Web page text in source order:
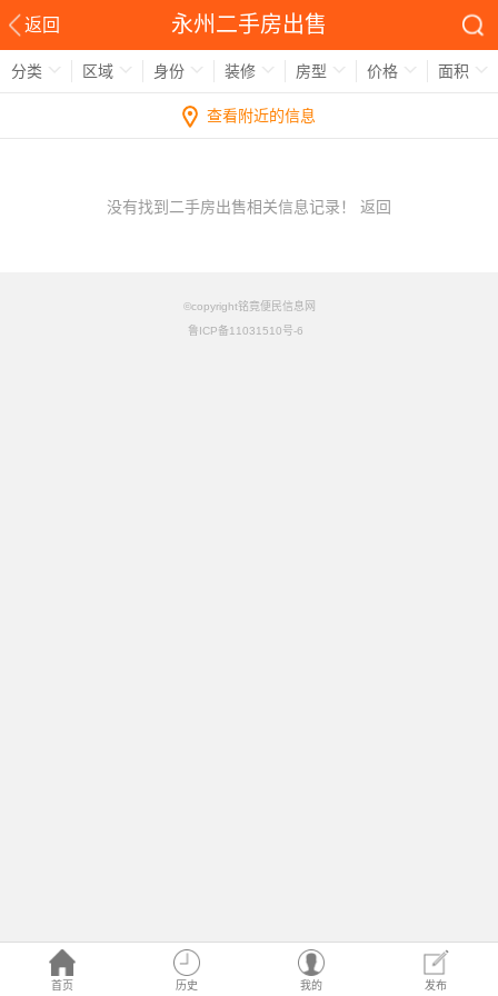
返回 永州二手房出售
首页 历史 我的 发布
分类 区域 身份 装修 房型 价格 面积
查看附近的信息
没有找到二手房出售相关信息记录！ 返回
©copyright铭竟便民信息网
鲁ICP备11031510号-6